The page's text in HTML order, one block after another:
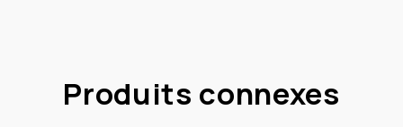
Produits connexes